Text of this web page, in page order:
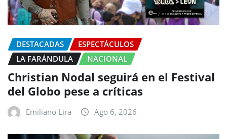
DESTACADAS
ESPECTÁCULOS
LA FARÁNDULA
NACIONAL
Christian Nodal seguirá en el Festival
del Globo pese a críticas
Emiliano Lira Ago 6, 2026